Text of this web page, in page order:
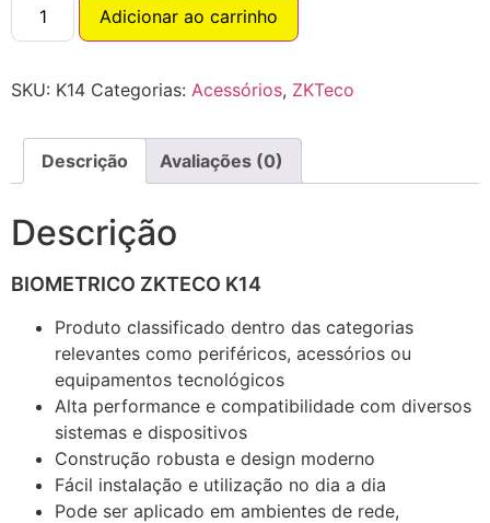
Adicionar ao carrinho
SKU: K14 Categorias: Acessórios, ZKTeco
Descrição Avaliações (0)
Descrição
BIOMETRICO ZKTECO K14
Produto classificado dentro das categorias
relevantes como periféricos, acessórios ou
equipamentos tecnológicos
Alta performance e compatibilidade com diversos
sistemas e dispositivos
Construção robusta e design moderno
Fácil instalação e utilização no dia a dia
Pode ser aplicado em ambientes de rede,